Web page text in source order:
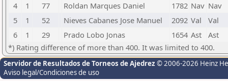
4
1 77 Roldan Marques Daniel 1782 Nav Nav
5
1 52 Nieves Cabanes Jose Manuel 2092 Val
Val
6
1 29 Prado Lobo Jonas 1654 Ast
Ast
*) Rating difference of more than 400. It was limited to 400.
Servidor de Resultados de Torneos de Ajedrez © 2006-2026 Heinz
Aviso legal/Condiciones de uso